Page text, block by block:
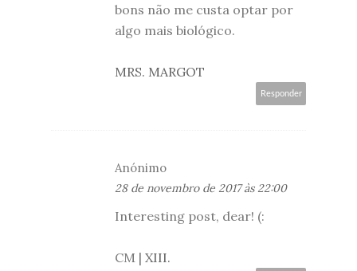
bons não me custa optar por
algo mais biológico.
MRS. MARGOT
Responder
Anónimo
28 de novembro de 2017 às 22:00
Interesting post, dear! (:
CM | XIII.